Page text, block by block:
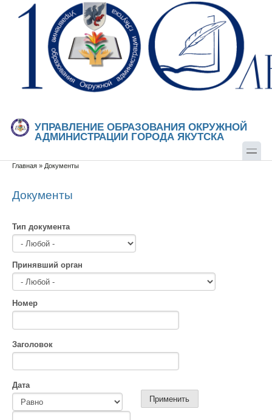
Перейти к основному содержанию
Skip to search
УПРАВЛЕНИЕ ОБРАЗОВАНИЯ ОКРУЖНОЙ
АДМИНИСТРАЦИИ ГОРОДА ЯКУТСКА
Вы здесь
Главная » Документы
Документы
Тип документа
Принявший орган
Номер
Заголовок
Дата